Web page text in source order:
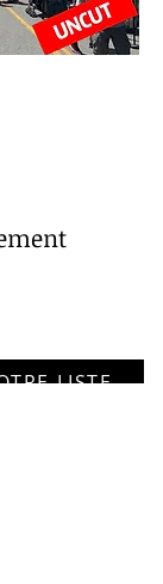
LISTE